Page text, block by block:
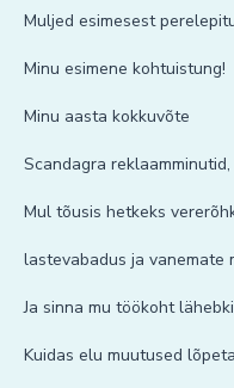
Muljed esimesest
Minu esimene kohtuistung!
Minu aasta kokkuvõte
Scandagra
Mul tõusis hetkeks
lastevabadus ja vanemate
Ja sinna mu töökoht
Kuidas elu muutused